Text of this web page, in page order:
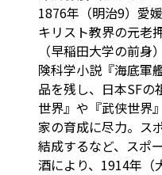
1876年（明治9）愛
キリスト教界の元老
（早稲田大学の前
険科学小説『海底軍
品を残し、日本SFの
世界』や『武侠世界
家の育成に尽力。ス
結成するなど、スポ
酒により、1914年（